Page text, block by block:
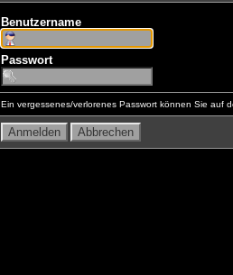
Benutzername
Passwort
Ein vergessenes/verlorenes Passwort können Sie auf